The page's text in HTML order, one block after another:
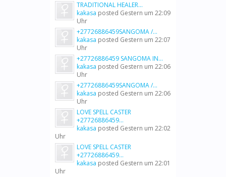
TRADITIONAL HEALER...
kakasa posted Gestern um 22:09
Uhr
+27726886459SANGOMA /...
kakasa posted Gestern um 22:07
Uhr
+27726886459 SANGOMA IN...
kakasa posted Gestern um 22:06
Uhr
+27726886459SANGOMA /...
kakasa posted Gestern um 22:06
Uhr
LOVE SPELL CASTER
+27726886459...
kakasa posted Gestern um 22:02
Uhr
LOVE SPELL CASTER
+27726886459...
kakasa posted Gestern um 22:01
Uhr